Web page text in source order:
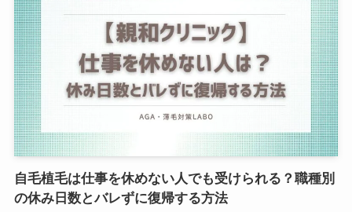
自毛植毛は仕事を休めない人でも受けられる？職種別
の休み日数とバレずに復帰する方法